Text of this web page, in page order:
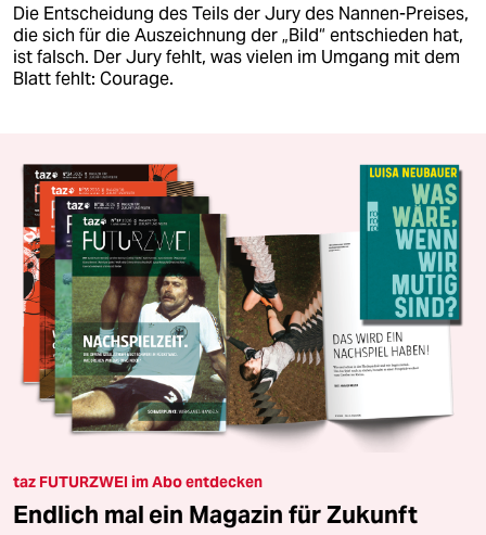
Die Entscheidung des Teils der Jury des Nannen-Preises,
die sich für die Auszeichnung der „Bild“ entschieden hat,
ist falsch. Der Jury fehlt, was vielen im Umgang mit dem
Blatt fehlt: Courage.
taz FUTURZWEI im Abo entdecken
Endlich mal ein Magazin für Zukunft